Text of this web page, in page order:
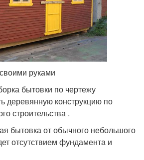
руками
бытовки по чертежу
деревянную конструкцию по
строительства .
бытовка от обычного небольшого
отсутствием фундамента и